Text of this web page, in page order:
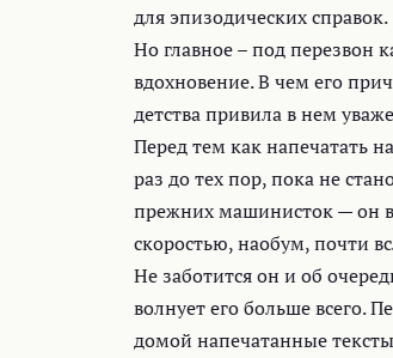
для эпизодических справок.
Но главное – под перезвон
вдохновение. В чем его
детства привила в нем
Перед тем как напечатать
раз до тех пор, пока не
прежних машинисток — он
скоростью, наобум, почти
Не заботится он и об
волнует его больше всего.
домой напечатанные